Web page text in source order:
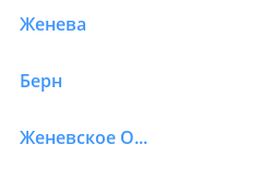
Женева
Берн
Женевское Озеро